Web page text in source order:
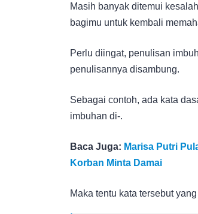
Masih banyak ditemui
bagimu untuk kembali
Perlu diingat, penulisan
penulisannya disambung.
Sebagai contoh, ada kata
imbuhan di-.
Baca Juga: Marisa Putri
Korban Minta Damai
Maka tentu kata tersebut